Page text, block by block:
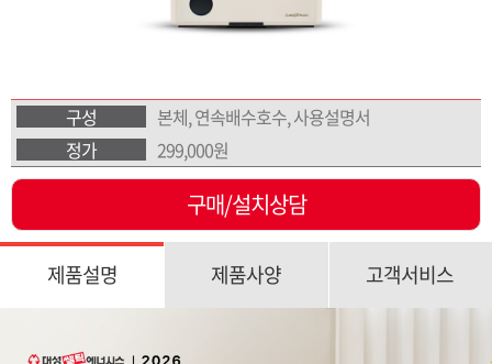
구성
본체, 연속배수호수, 사용설명서
정가
299,000원
구매/설치상담
제품설명 제품사양 고객서비스